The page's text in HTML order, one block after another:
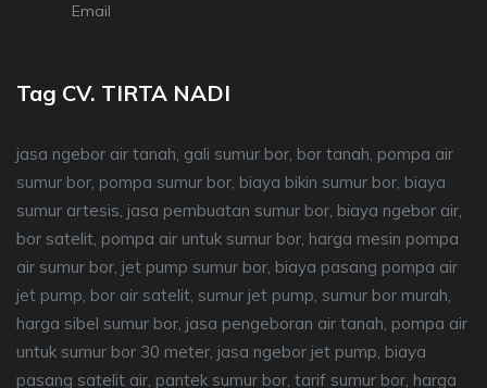
Email
Tag CV. TIRTA NADI
jasa ngebor air tanah, gali sumur bor, bor tanah, pompa air
sumur bor, pompa sumur bor, biaya bikin sumur bor, biaya
sumur artesis, jasa pembuatan sumur bor, biaya ngebor air,
bor satelit, pompa air untuk sumur bor, harga mesin pompa
air sumur bor, jet pump sumur bor, biaya pasang pompa air
jet pump, bor air satelit, sumur jet pump, sumur bor murah,
harga sibel sumur bor, jasa pengeboran air tanah, pompa air
untuk sumur bor 30 meter, jasa ngebor jet pump, biaya
pasang satelit air, pantek sumur bor, tarif sumur bor, harga